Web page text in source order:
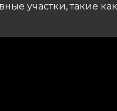
участки, такие